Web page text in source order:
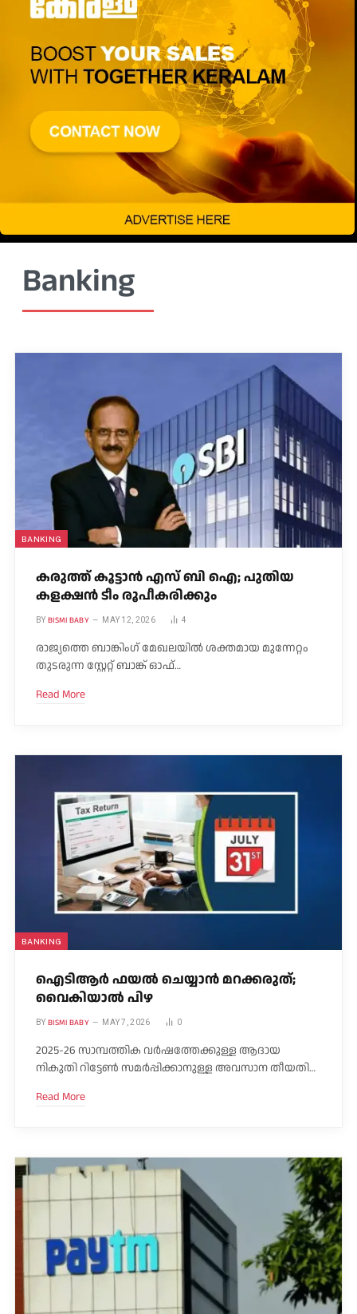
Banking
BANKING
കരുത്ത് കൂട്ടാൻ എസ് ബി ഐ; പുതിയ
കളക്ഷൻ ടീം രൂപീകരിക്കും
BY BISMI BABY MAY 12, 2026 4
രാജ്യത്തെ ബാങ്കിംഗ് മേഖലയിൽ ശക്തമായ മുന്നേറ്റം
തുടരുന്ന സ്റ്റേറ്റ് ബാങ്ക് ഓഫ്…
Read More
BANKING
ഐടിആർ ഫയൽ ചെയ്യാൻ മറക്കരുത്;
വൈകിയാൽ പിഴ
BY BISMI BABY MAY 7, 2026 0
2025-26 സാമ്പത്തിക വർഷത്തേക്കുള്ള ആദായ
നികുതി റിട്ടേൺ സമർപ്പിക്കാനുള്ള അവസാന തീയതി…
Read More